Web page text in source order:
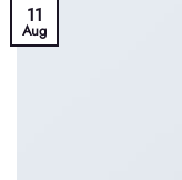
11
Aug